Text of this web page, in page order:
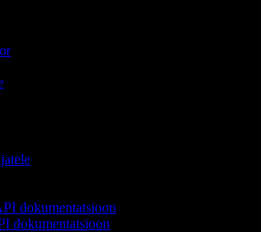
dokumentatsioon
dokumentatsioon